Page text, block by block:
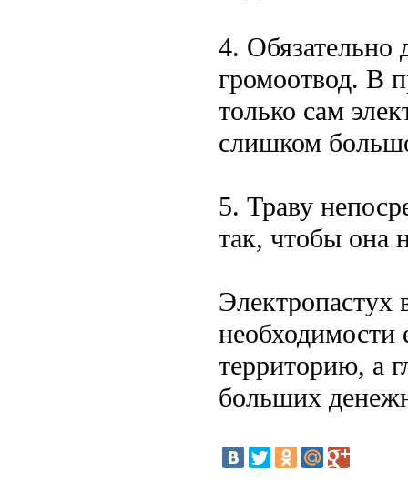
4. Обязательно
громоотвод. В
только сам
слишком
5. Траву
так, чтобы она
Электропастух
необходимости
территорию, а
больших